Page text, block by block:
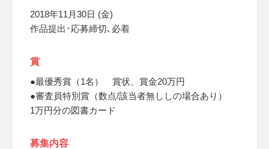
2018年11月30日 (金)
作品提出･応募締切､必着
賞
●最優秀賞（1名） 賞状、賞金20万円
●審査員特別賞（数点/該当者無ししの場合あり）
1万円分の図書カード
募集内容